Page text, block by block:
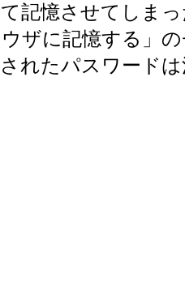
記憶させてしま
ザに記憶する」
れたパスワード